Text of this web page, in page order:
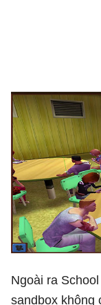
Ngoài ra
sandbox không